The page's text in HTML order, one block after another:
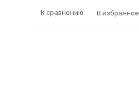
К сравнению В избранное